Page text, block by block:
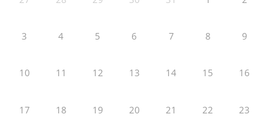
3 4 5 6 7 8 9
10 11 12 13 14 15 16
17 18 19 20 21 22 23